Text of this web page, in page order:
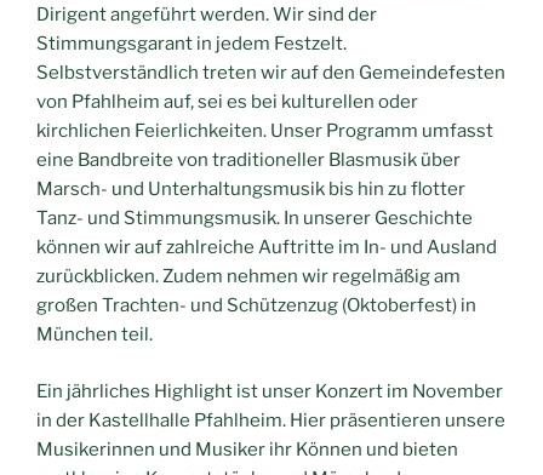
Dirigent angeführt werden. Wir sind der
Stimmungsgarant in jedem Festzelt.
Selbstverständlich treten wir auf den Gemeindefesten
von Pfahlheim auf, sei es bei kulturellen oder
kirchlichen Feierlichkeiten. Unser Programm umfasst
eine Bandbreite von traditioneller Blasmusik über
Marsch- und Unterhaltungsmusik bis hin zu flotter
Tanz- und Stimmungsmusik. In unserer Geschichte
können wir auf zahlreiche Auftritte im In- und Ausland
zurückblicken. Zudem nehmen wir regelmäßig am
großen Trachten- und Schützenzug (Oktoberfest) in
München teil.
Ein jährliches Highlight ist unser Konzert im November
in der Kastellhalle Pfahlheim. Hier präsentieren unsere
Musikerinnen und Musiker ihr Können und bieten